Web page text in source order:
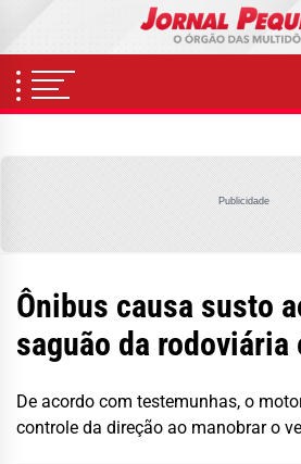
content
Publicidade
Ônibus causa susto
saguão da rodoviária
De acordo com testemunhas, o
controle da direção ao manobrar o